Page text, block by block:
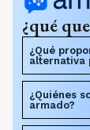
¿qué
¿Qué
alternativa
¿Quiénes
armado?